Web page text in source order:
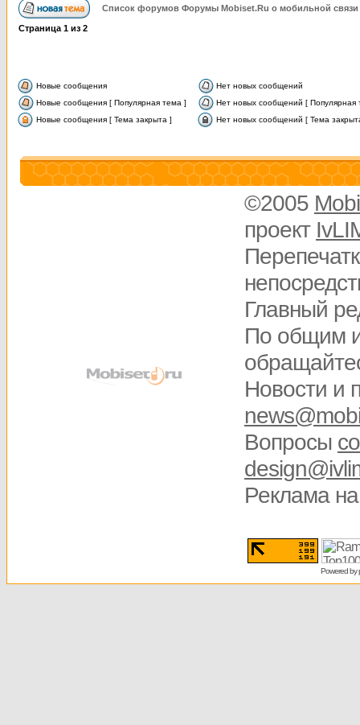
Список форумов Форумы Mobiset.Ru о мобильной связи
Страница 1 из 2
Новые сообщения
Нет новых сообщений
Новые сообщения [ Популярная тема ]
Нет новых сообщений [ Популярная
Новые сообщения [ Тема закрыта ]
Нет новых сообщений [ Тема
©2005
проект
Главный
По общим
Новости и
Вопросы
Реклама
Powered by